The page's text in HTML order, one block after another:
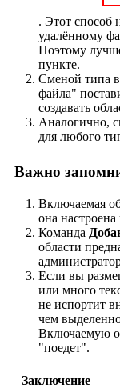
. Этот способ
удалённому
Поэтому
пункте.
Сменой типа
файла"
создавать
Аналогично,
для любого
Важно
Включаемая
она
Команда
области
Если вы
или много
не испортит
чем
Включаемую
"поедет".
Заключение